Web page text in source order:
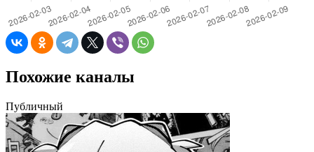
Похожие каналы
Публичный